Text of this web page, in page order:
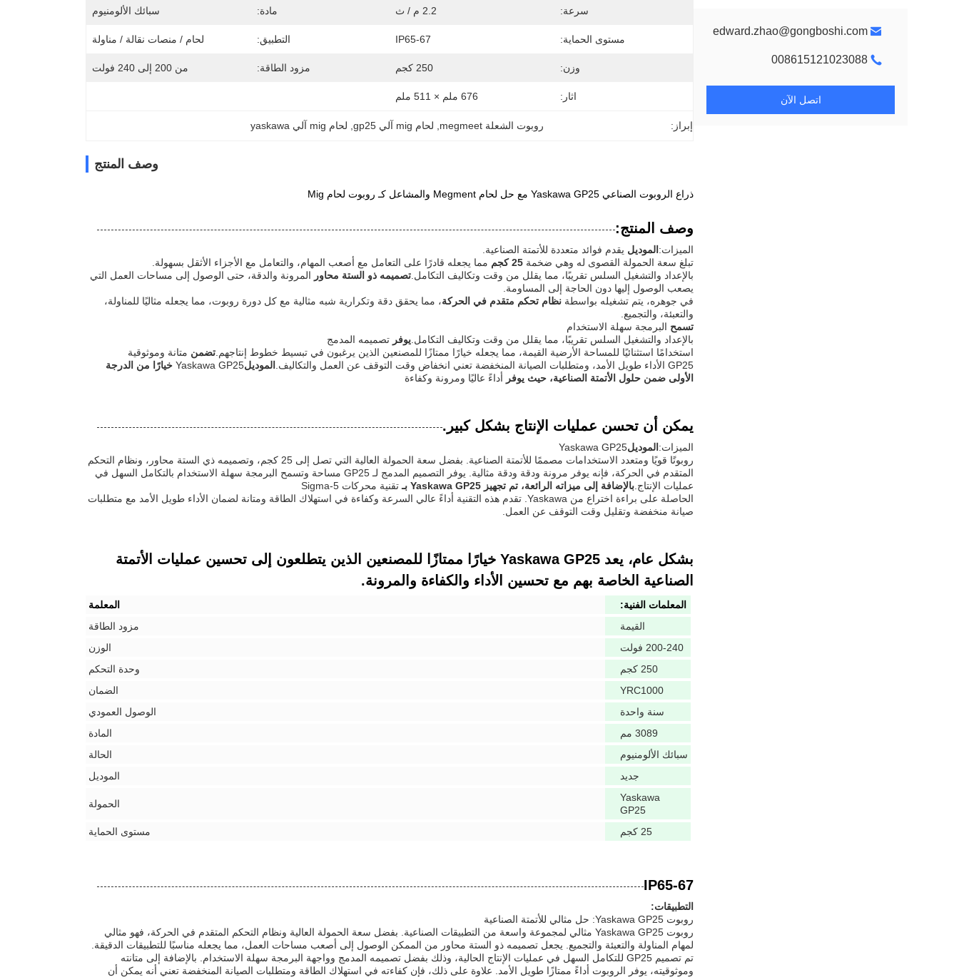
edward.zhao@gongboshi.com
008615121023088
اتصل الآن
سرعة: 2.2 م / ث مادة: سبائك الألومنيوم
مستوى الحماية: IP65-67 التطبيق: لحام / منصات نقالة / مناولة
وزن: 250 كجم مزود الطاقة: من 200 إلى 240 فولت
اثار: 676 ملم × 511 ملم
إبراز: روبوت الشعلة megmeet لحام mig آلي gp25 لحام mig آلي yaskawa
وصف المنتج
ذراع الروبوت الصناعي Yaskawa GP25 مع حل لحام Megment والمشاعل كـ روبوت لحام Mig
وصف المنتج:
الميزات: الموديل يقدم فوائد متعددة للأتمتة الصناعية.
تبلغ سعة الحمولة القصوى له وهي ضخمة 25 كجم
مما يجعله قادرًا على التعامل مع أصعب المهام، والتعامل مع الأجزاء الأثقل بسهولة.
بالإعداد والتشغيل السلس تقريبًا، مما يقلل من وقت وتكاليف التكامل. تصميمه ذو الستة محاور المرونة والدقة، حتى الوصول إلى مساحات العمل التي
يصعب الوصول إليها دون الحاجة إلى المساومة.
في جوهره، يتم تشغيله بواسطة نظام تحكم متقدم في الحركة، مما يحقق دقة وتكرارية شبه مثالية مع كل دورة روبوت، مما يجعله مثاليًا للمناولة،
والتعبئة، والتجميع.
تسمح البرمجة سهلة الاستخدام
بالإعداد والتشغيل السلس تقريبًا، مما يقلل من وقت وتكاليف التكامل. يوفر تصميمه المدمج
استخدامًا استثنائيًا للمساحة الأرضية القيمة، مما يجعله خيارًا ممتازًا للمصنعين الذين يرغبون في تبسيط خطوط إنتاجهم. تضمن متانة وموثوقية
GP25 الأداء طويل الأمد، ومتطلبات الصيانة المنخفضة تعني انخفاض وقت التوقف عن العمل والتكاليف.
الموديلYaskawa GP25 خيارًا من الدرجة
الأولى ضمن حلول الأتمتة الصناعية، حيث يوفر أداءً عاليًا ومرونة وكفاءة
يمكن أن تحسن عمليات الإنتاج بشكل كبير.
الميزات: الموديلYaskawa GP25
روبوتًا قويًا ومتعدد الاستخدامات مصممًا للأتمتة الصناعية. بفضل سعة الحمولة العالية التي تصل إلى 25 كجم، وتصميمه ذي الستة محاور، ونظام التحكم
المتقدم في الحركة، فإنه يوفر مرونة ودقة ودقة مثالية. يوفر التصميم المدمج لـ GP25 مساحة وتسمح البرمجة سهلة الاستخدام بالتكامل السهل في
عمليات الإنتاج. بالإضافة إلى ميزاته الرائعة، تم تجهيز Yaskawa GP25 بـ
تقنية محركات Sigma-5
الحاصلة على براءة اختراع من Yaskawa. تقدم هذه التقنية أداءً عالي السرعة وكفاءة في استهلاك الطاقة ومتانة لضمان الأداء طويل الأمد مع متطلبات
صيانة منخفضة وتقليل وقت التوقف عن العمل.
بشكل عام، يعد Yaskawa GP25 خيارًا ممتازًا للمصنعين الذين يتطلعون إلى تحسين عمليات الأتمتة
الصناعية الخاصة بهم مع تحسين الأداء والكفاءة والمرونة.
المعلمات الفنية:
المعلمة
القيمة
مزود الطاقة
200-240 فولت
الوزن
250 كجم
وحدة التحكم
YRC1000
الضمان
سنة واحدة
الوصول العمودي
3089 مم
المادة
سبائك الألومنيوم
الحالة
جديد
الموديل
Yaskawa
GP25
الحمولة
25 كجم مستوى الحماية
IP65-67
التطبيقات:
روبوت Yaskawa GP25: حل مثالي للأتمتة الصناعية
روبوت Yaskawa GP25 مثالي لمجموعة واسعة من التطبيقات الصناعية. بفضل سعة الحمولة العالية ونظام التحكم المتقدم في الحركة، فهو مثالي
لمهام المناولة والتعبئة والتجميع. يجعل تصميمه ذو الستة محاور من الممكن الوصول إلى أصعب مساحات العمل، مما يجعله مناسبًا للتطبيقات الدقيقة.
تم تصميم GP25 للتكامل السهل في عمليات الإنتاج الحالية، وذلك بفضل تصميمه المدمج وواجهة البرمجة سهلة الاستخدام. بالإضافة إلى متانته
وموثوقيته، يوفر الروبوت أداءً ممتازًا طويل الأمد. علاوة على ذلك، فإن كفاءته في استهلاك الطاقة ومتطلبات الصيانة المنخفضة تعني أنه يمكن أن